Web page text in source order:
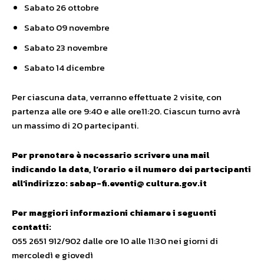
Sabato 26 ottobre
Sabato 09 novembre
Sabato 23 novembre
Sabato 14 dicembre
Per ciascuna data, verranno effettuate 2 visite, con
partenza alle ore 9:40 e alle ore11:20. Ciascun turno avrà
un massimo di 20 partecipanti.
Per prenotare è necessario scrivere una mail
indicando la data, l’orario e il numero dei partecipanti
all’indirizzo: sabap-fi.eventi@ cultura.gov.it
Per maggiori informazioni chiamare i seguenti
contatti:
055 2651 912/902 dalle ore 10 alle 11:30 nei giorni di
mercoledì e giovedì